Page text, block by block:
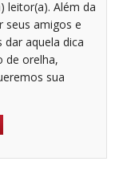
leitor(a). Além da
seus amigos e
aquela dica
de orelha,
sua